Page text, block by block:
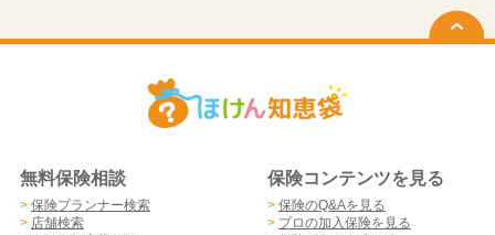
無料保険相談
> 保険プランナー検索
> 店舗検索
保険コンテンツを見る
> 保険のQ&Aを見る
> プロの加入保険を見る